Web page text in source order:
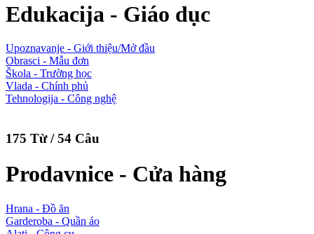
Edukacija - Giáo dục
Upoznavanje - Giới thiệu/Mở đầu
Obrasci - Mẫu đơn
Škola - Trường học
Vlada - Chính phủ
Tehnologija - Công nghệ
175 Từ / 54 Câu
Prodavnice - Cửa hàng
Hrana - Đồ ăn
Garderoba - Quần áo